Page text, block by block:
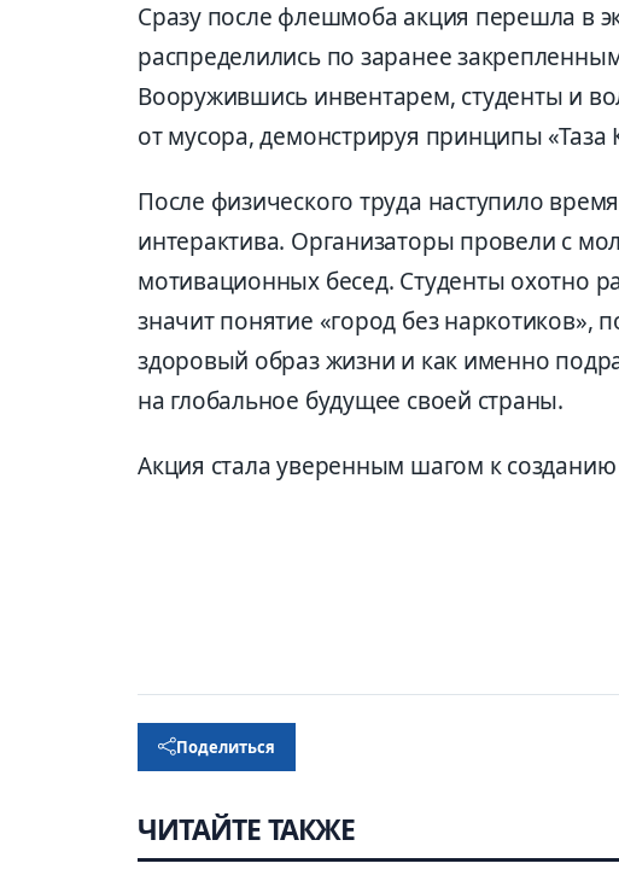
Сразу после флешмоба акция перешла в
распределились по заранее
Вооружившись инвентарем, студенты и
от мусора, демонстрируя принципы «Таза
После физического труда наступило
интерактива. Организаторы провели с
мотивационных бесед. Студенты охотно
значит понятие «город без наркотиков»,
здоровый образ жизни и как именно
на глобальное будущее своей страны.
Акция стала уверенным шагом к
Поделиться
ЧИТАЙТЕ ТАКЖЕ